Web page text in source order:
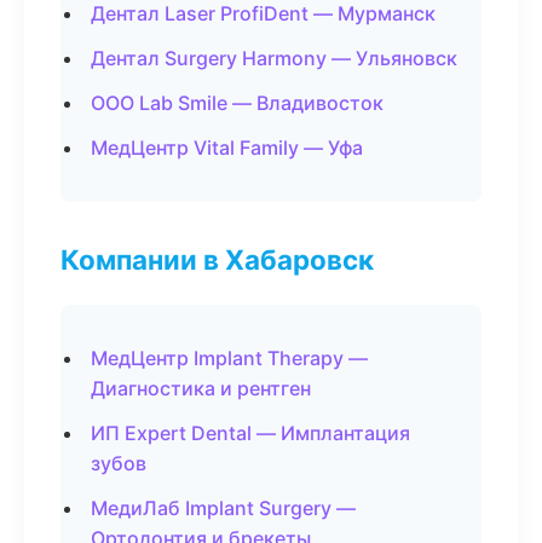
Дентал Laser ProfiDent — Мурманск
Дентал Surgery Harmony — Ульяновск
ООО Lab Smile — Владивосток
МедЦентр Vital Family — Уфа
Компании в Хабаровск
МедЦентр Implant Therapy —
Диагностика и рентген
ИП Expert Dental — Имплантация
зубов
МедиЛаб Implant Surgery —
Ортодонтия и брекеты